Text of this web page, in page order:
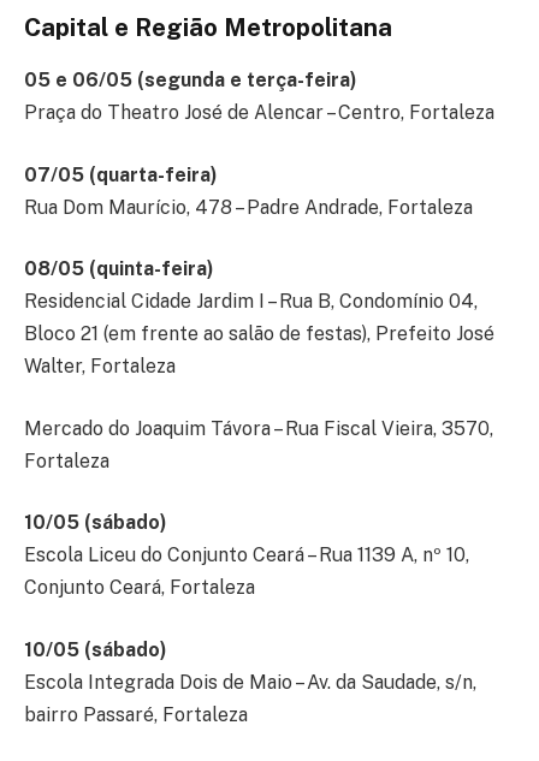
Capital e Região Metropolitana
05 e 06/05 (segunda e terça-feira)
Praça do Theatro José de Alencar – Centro, Fortaleza
07/05 (quarta-feira)
Rua Dom Maurício, 478 – Padre Andrade, Fortaleza
08/05 (quinta-feira)
Residencial Cidade Jardim I – Rua B, Condomínio 04,
Bloco 21 (em frente ao salão de festas), Prefeito José
Walter, Fortaleza
Mercado do Joaquim Távora – Rua Fiscal Vieira, 3570,
Fortaleza
10/05 (sábado)
Escola Liceu do Conjunto Ceará – Rua 1139 A, nº 10,
Conjunto Ceará, Fortaleza
10/05 (sábado)
Escola Integrada Dois de Maio – Av. da Saudade, s/n,
bairro Passaré, Fortaleza